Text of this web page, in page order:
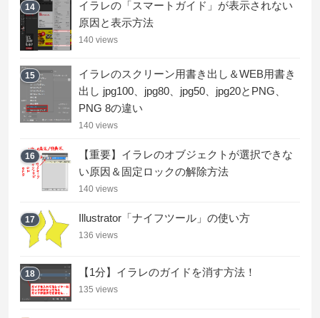
14
イラレの「スマートガイド」が表示されない
原因と表示方法
140 views
15
イラレのスクリーン用書き出し＆WEB用書き
出し jpg100、jpg80、jpg50、jpg20とPNG、
PNG 8の違い
140 views
16
【重要】イラレのオブジェクトが選択できな
い原因＆固定ロックの解除方法
140 views
17 Illustrator「ナイフツール」の使い方
136 views
18 【1分】イラレのガイドを消す方法！
135 views